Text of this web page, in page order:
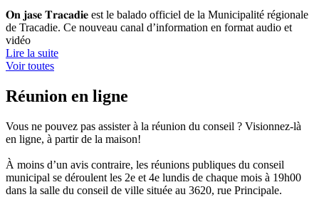
𝐎𝐧 𝐣𝐚𝐬𝐞 𝐓𝐫𝐚𝐜𝐚𝐝𝐢𝐞 est le balado officiel de la Municipalité régionale
de Tracadie. Ce nouveau canal d’information en format audio et
vidéo
Lire la suite
Voir toutes
Réunion en ligne
Vous ne pouvez pas assister à la réunion du conseil ? Visionnez-là
en ligne, à partir de la maison!
À moins d’un avis contraire, les réunions publiques du conseil
municipal se déroulent les 2e et 4e lundis de chaque mois à 19h00
dans la salle du conseil de ville située au 3620, rue Principale.